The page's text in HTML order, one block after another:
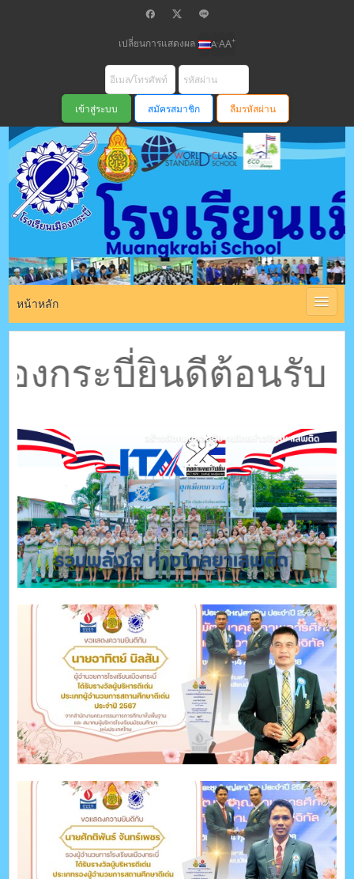
เปลี่ยนการแสดงผล A-AA+
สมัครสมาชิก ลืมรหัสผ่าน
โรงเรียนเมือง
กระบี่ สพม
ตรัง กระบี่
หน้าหลัก
ะบี่ยินดีต้อนรับ